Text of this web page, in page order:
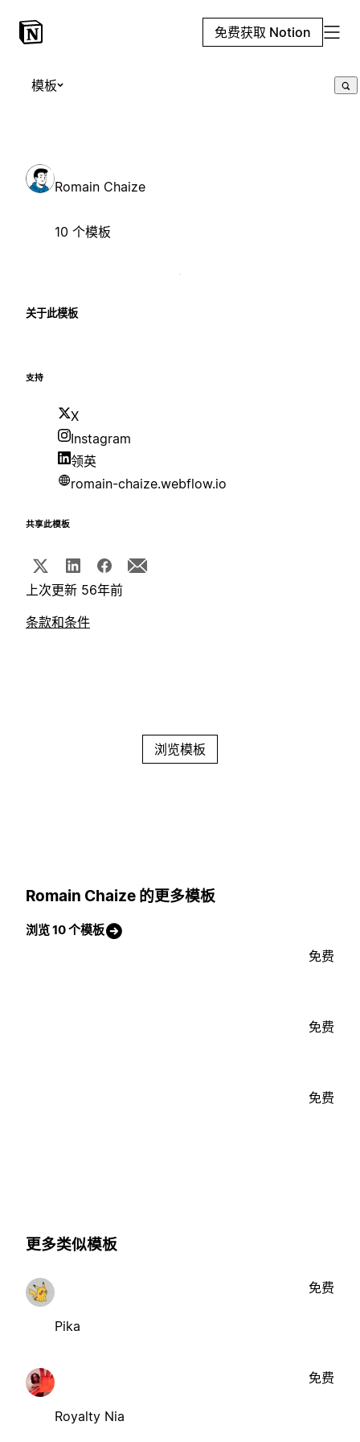
免费获取 Notion
模板
Romain Chaize
10 个模板
关于此模板
支持
X
Instagram
领英
romain-chaize.webflow.io
共享此模板
上次更新 56年前
条款和条件
浏览模板
Romain Chaize 的更多模板
浏览 10 个模板
免费
免费
免费
更多类似模板
Pika
免费
Royalty Nia
免费